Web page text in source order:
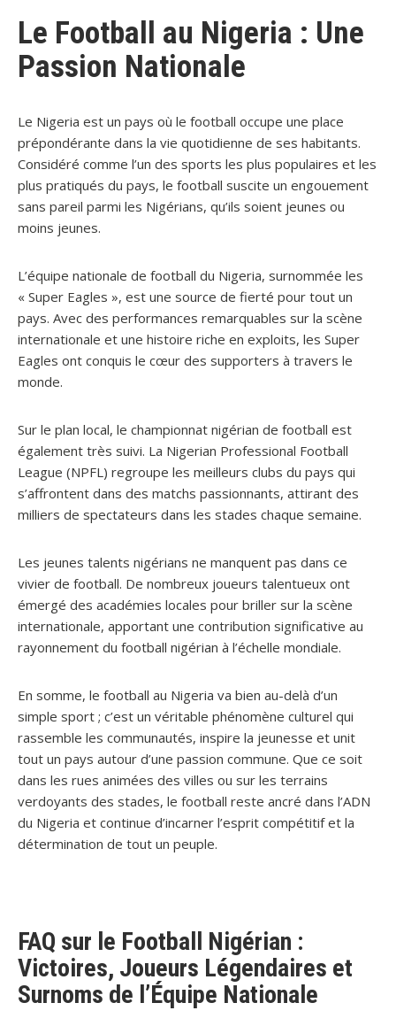
Le Football au Nigeria : Une
Passion Nationale
Le Nigeria est un pays où le football occupe une place
prépondérante dans la vie quotidienne de ses habitants.
Considéré comme l’un des sports les plus populaires et les
plus pratiqués du pays, le football suscite un engouement
sans pareil parmi les Nigérians, qu’ils soient jeunes ou
moins jeunes.
L’équipe nationale de football du Nigeria, surnommée les
« Super Eagles », est une source de fierté pour tout un
pays. Avec des performances remarquables sur la scène
internationale et une histoire riche en exploits, les Super
Eagles ont conquis le cœur des supporters à travers le
monde.
Sur le plan local, le championnat nigérian de football est
également très suivi. La Nigerian Professional Football
League (NPFL) regroupe les meilleurs clubs du pays qui
s’affrontent dans des matchs passionnants, attirant des
milliers de spectateurs dans les stades chaque semaine.
Les jeunes talents nigérians ne manquent pas dans ce
vivier de football. De nombreux joueurs talentueux ont
émergé des académies locales pour briller sur la scène
internationale, apportant une contribution significative au
rayonnement du football nigérian à l’échelle mondiale.
En somme, le football au Nigeria va bien au-delà d’un
simple sport ; c’est un véritable phénomène culturel qui
rassemble les communautés, inspire la jeunesse et unit
tout un pays autour d’une passion commune. Que ce soit
dans les rues animées des villes ou sur les terrains
verdoyants des stades, le football reste ancré dans l’ADN
du Nigeria et continue d’incarner l’esprit compétitif et la
détermination de tout un peuple.
FAQ sur le Football Nigérian :
Victoires, Joueurs Légendaires et
Surnoms de l’Équipe Nationale